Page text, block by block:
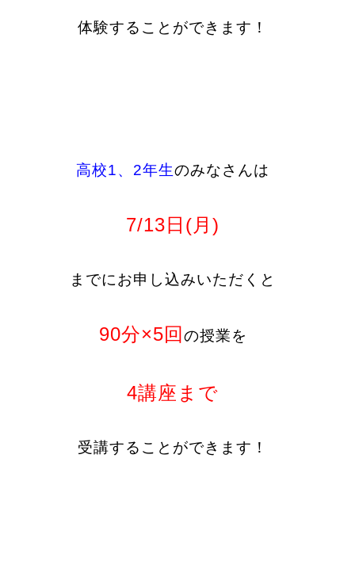
体験することができます！
高校1、2年生のみなさんは
7/13日(月)
までにお申し込みいただくと
90分×5回 の授業を
4講座まで
受講することができます！